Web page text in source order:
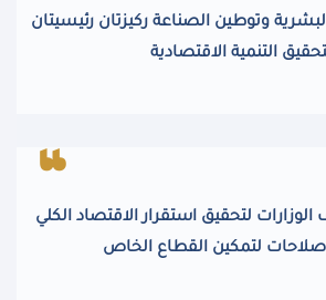
وتوطين الصناعة ركيزتان رئيسيتان
التنمية الاقتصادية
لتحقيق استقرار الاقتصاد الكلي
لتمكين القطاع الخاص